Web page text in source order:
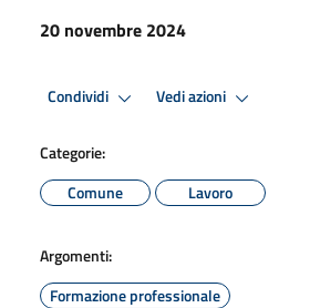
20 novembre 2024
Condividi Vedi azioni
Categorie:
Comune
Lavoro
Argomenti:
Formazione professionale